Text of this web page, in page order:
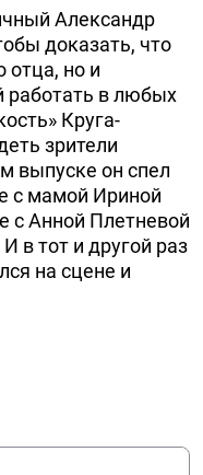
Александр
доказать, что
отца, но и
работать в любых
Круга-
зрители
выпуске он спел
с мамой Ириной
с Анной Плетневой
в тот и другой раз
на сцене и